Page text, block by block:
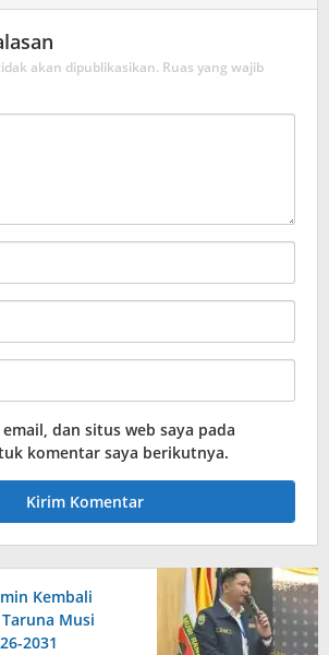
akan dipublikasikan. Ruas yang wajib
dan situs web saya pada
komentar saya berikutnya.
Kembali
Musi
2031